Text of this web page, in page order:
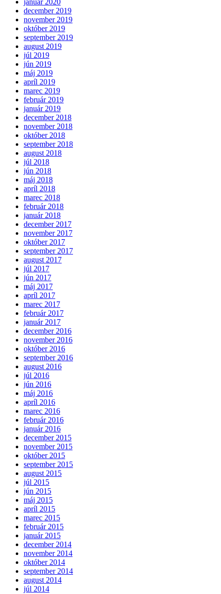
január 2020
december 2019
november 2019
október 2019
september 2019
august 2019
júl 2019
jún 2019
máj 2019
apríl 2019
marec 2019
február 2019
január 2019
december 2018
november 2018
október 2018
september 2018
august 2018
júl 2018
jún 2018
máj 2018
apríl 2018
marec 2018
február 2018
január 2018
december 2017
november 2017
október 2017
september 2017
august 2017
júl 2017
jún 2017
máj 2017
apríl 2017
marec 2017
február 2017
január 2017
december 2016
november 2016
október 2016
september 2016
august 2016
júl 2016
jún 2016
máj 2016
apríl 2016
marec 2016
február 2016
január 2016
december 2015
november 2015
október 2015
september 2015
august 2015
júl 2015
jún 2015
máj 2015
apríl 2015
marec 2015
február 2015
január 2015
december 2014
november 2014
október 2014
september 2014
august 2014
júl 2014